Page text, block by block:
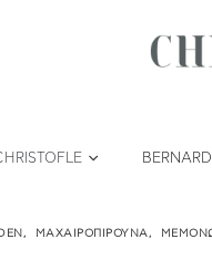
, ΜΑΧΑΙΡΟΠΊΡΟΥΝΑ,